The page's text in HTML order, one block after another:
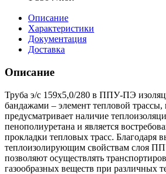
Описание
Характеристики
Документация
Доставка
Описание
Труба э/с 159х5,0/280 в ППУ-ПЭ
бандажами – элемент тепловой трассы,
предусматривает наличие
пенополиуретана и является
прокладки тепловых трасс. Благодаря
теплоизолирующим свойствам слоя
позволяют осуществлять
газообразных веществ при различных